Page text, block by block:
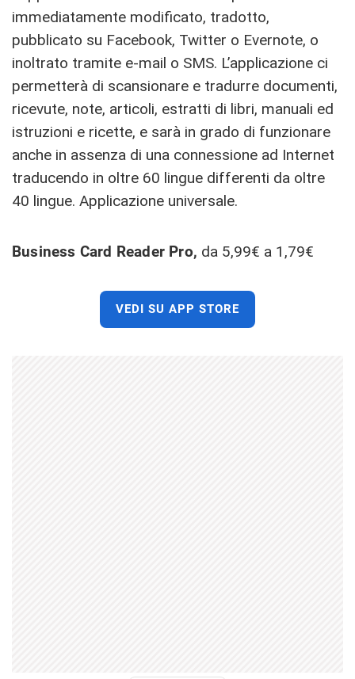
immediatamente modificato, tradotto,
pubblicato su Facebook, Twitter o Evernote, o
inoltrato tramite e-mail o SMS. L’applicazione ci
permetterà di scansionare e tradurre documenti,
ricevute, note, articoli, estratti di libri, manuali ed
istruzioni e ricette, e sarà in grado di funzionare
anche in assenza di una connessione ad Internet
traducendo in oltre 60 lingue differenti da oltre
40 lingue. Applicazione universale.
Business Card Reader Pro, da 5,99€ a 1,79€
VEDI SU APP STORE